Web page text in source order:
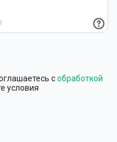
собработкой
условия